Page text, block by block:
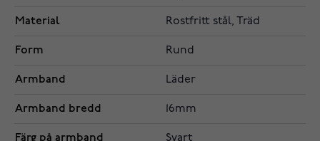
Material Rostfritt stål, Träd
Form Rund
Armband Läder
Armband bredd 16mm
Färg på armband Svart